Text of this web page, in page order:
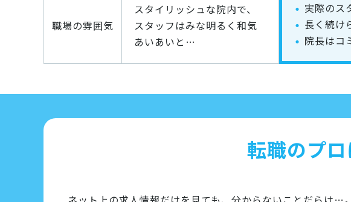
職場の雰囲気
スタイリッシュな院内で、
スタッフはみな明るく和気
あいあいと…
実際のス
長く続け
院長はコ
転職のプロ